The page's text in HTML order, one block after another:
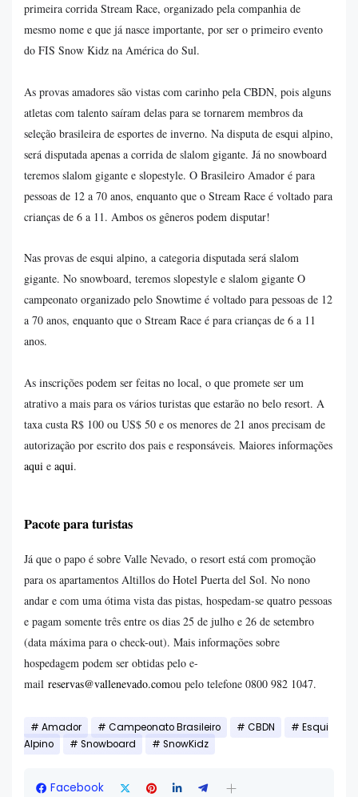
primeira corrida Stream Race, organizado pela companhia de
mesmo nome e que já nasce importante, por ser o primeiro evento
do FIS Snow Kidz na América do Sul.
As provas amadores são vistas com carinho pela CBDN, pois alguns
atletas com talento saíram delas para se tornarem membros da
seleção brasileira de esportes de inverno. Na disputa de esqui alpino,
será disputada apenas a corrida de slalom gigante. Já no snowboard
teremos slalom gigante e slopestyle. O Brasileiro Amador é para
pessoas de 12 a 70 anos, enquanto que o Stream Race é voltado para
crianças de 6 a 11. Ambos os gêneros podem disputar!
Nas provas de esqui alpino, a categoria disputada será slalom
gigante. No snowboard, teremos slopestyle e slalom gigante O
campeonato organizado pelo Snowtime é voltado para pessoas de 12
a 70 anos, enquanto que o Stream Race é para crianças de 6 a 11
anos.
As inscrições podem ser feitas no local, o que promete ser um
atrativo a mais para os vários turistas que estarão no belo resort. A
taxa custa R$ 100 ou US$ 50 e os menores de 21 anos precisam de
autorização por escrito dos pais e responsáveis. Maiores informações
aqui e aqui.
Pacote para turistas
Já que o papo é sobre Valle Nevado, o resort está com promoção
para os apartamentos Altillos do Hotel Puerta del Sol. No nono
andar e com uma ótima vista das pistas, hospedam-se quatro pessoas
e pagam somente três entre os dias 25 de julho e 26 de setembro
(data máxima para o check-out). Mais informações sobre
hospedagem podem ser obtidas pelo e-
mail reservas@vallenevado.comou pelo telefone 0800 982 1047.
Amador Campeonato Brasileiro CBDN
Esqui
Alpino
Snowboard SnowKidz
Facebook